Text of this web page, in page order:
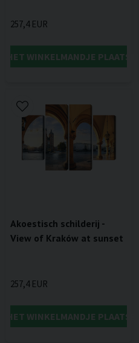
257,4 EUR
HET WINKELMANDJE PLAATSEN
Akoestisch schilderij -
View of Kraków at sunset
257,4 EUR
HET WINKELMANDJE PLAATSEN